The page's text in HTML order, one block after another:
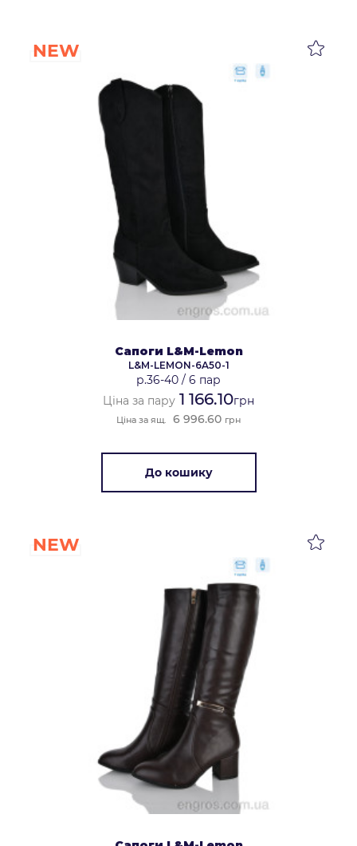
NEW
Сапоги L&M-Lemon
L&M-LEMON-6A50-1
р.36-40 / 6 пар
Ціна за пару 1 166.10грн
Ціна за ящ. 6 996.60 грн
До кошику
NEW